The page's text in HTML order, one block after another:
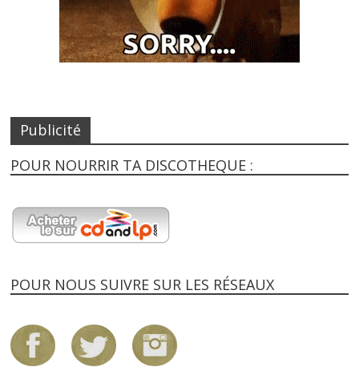
Publicité
POUR NOURRIR TA DISCOTHEQUE :
POUR NOUS SUIVRE SUR LES RÉSEAUX